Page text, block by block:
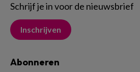
Schrijf je in voor de nieuwsbrief
Inschrijven
Abonneren